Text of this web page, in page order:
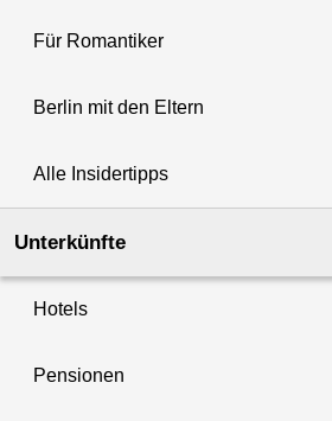
Für Romantiker
Berlin mit den Eltern
Alle Insidertipps
Unterkünfte
Hotels
Pensionen